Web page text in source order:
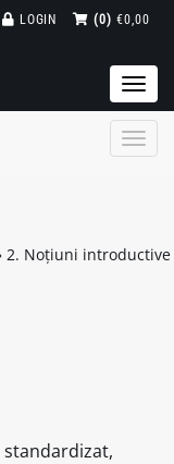
(0) €0,00
LOGIN
2. Noțiuni introductive